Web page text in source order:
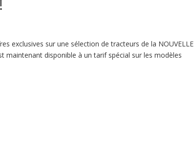
exclusives sur une sélection de tracteurs de la NOUVELLE
maintenant disponible à un tarif spécial sur les modèles